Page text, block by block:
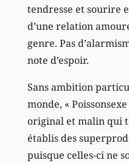
tendresse et sourire
d’une relation
genre. Pas
note d’espoir.
Sans ambition
monde, «
original et malin qui
établis des
puisque celles-ci ne